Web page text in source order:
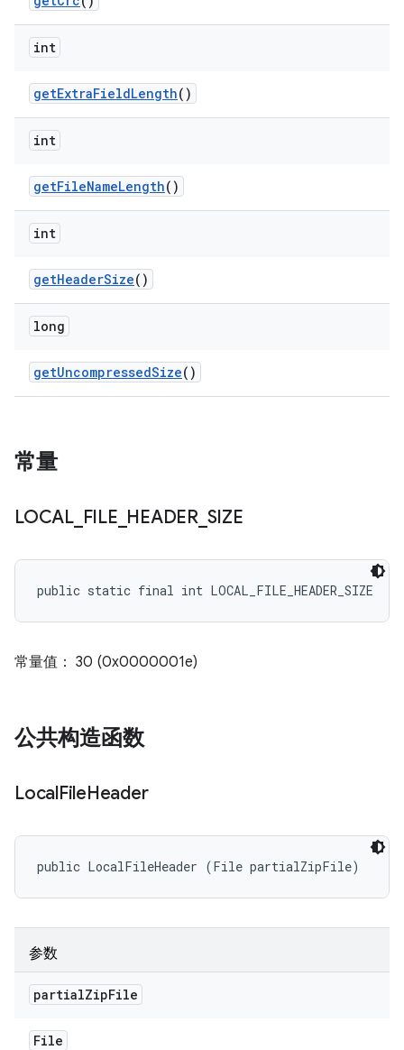
int
getExtraFieldLength()
int
getFileNameLength()
int
getHeaderSize()
long
getUncompressedSize()
常量
LOCAL_ FILE HEADER_ SIZE
public static final int LOCAL_FILE_HEADER_SIZE
常量值： 30 (0x0000001e)
公共构造函数
LocalFileHeader
public LocalFileHeader (File partialZipFile)
参数
partialZipFile
File